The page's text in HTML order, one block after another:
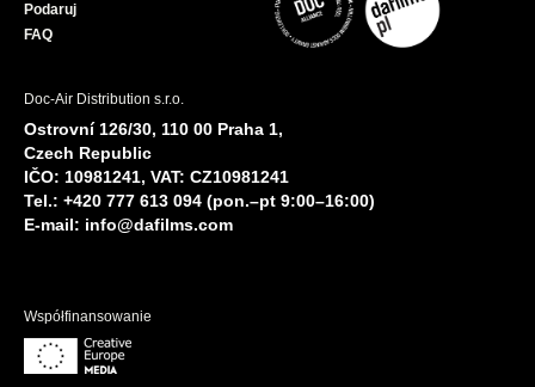
Podaruj
FAQ
Doc-Air Distribution s.r.o.
Ostrovní 126/30, 110 00 Praha 1,
Czech Republic
IČO: 10981241, VAT: CZ10981241
Tel.: +420 777 613 094 (pon.–pt 9:00–16:00)
E-mail: info@dafilms.com
Współfinansowanie